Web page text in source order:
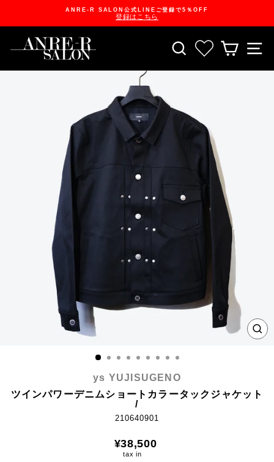
ANRE-R SALON公式LINEご登録で5％OFF
登録はこちら
SEARCHお気に入り一
CART
ys YUJISUGENO
ツインパワーデニムショートカラータックジャケット
/
210640901
Regular
price
¥38,500
tax in